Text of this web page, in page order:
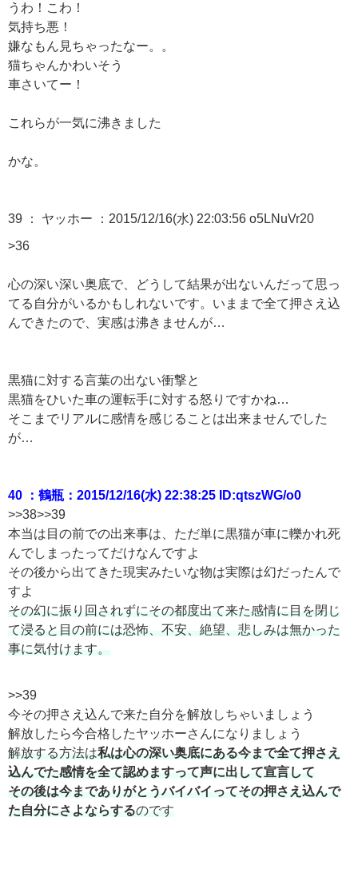
うわ！こわ！
気持ち悪！
嫌なもん見ちゃったなー。。
猫ちゃんかわいそう
車さいてー！
これらが一気に沸きました
かな。
39 ： ヤッホー
：2015/12/16(水) 22:03:56 o5LNuVr20
>36
心の深い深い奥底で、どうして結果が出ないんだって思っ
てる自分がいるかもしれないです。いままで全て押さえ込
んできたので、実感は沸きませんが…
黒猫に対する言葉の出ない衝撃と
黒猫をひいた車の運転手に対する怒りですかね…
そこまでリアルに感情を感じることは出来ませんでした
が…
40 ：鶴瓶：2015/12/16(水) 22:38:25 ID:qtszWG/o0
>>38>>39
本当は目の前での出来事は、ただ単に黒猫が車に轢かれ死
んでしまったってだけなんですよ
その後から出てきた現実みたいな物は実際は幻だったんで
すよ
その幻に振り回されずにその都度出て来た感情に目を閉じ
て浸ると目の前には恐怖、不安、絶望、悲しみは無かった
事に気付けます。
>>39
今その押さえ込んで来た自分を解放しちゃいましょう
解放したら今合格したヤッホーさんになりましょう
解放する方法は私は心の深い奥底にある今まで全て押さえ
込んでた感情を全て認めますって声に出して宣言して
その後は今までありがとうバイバイってその押さえ込んで
た自分にさよならするのです